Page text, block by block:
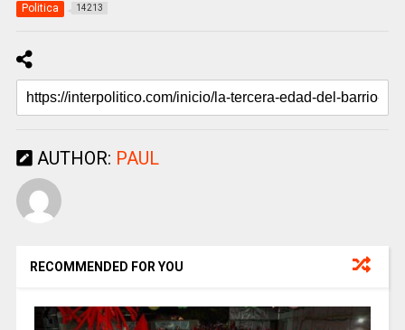
Politica 14213
AUTHOR: PAUL
RECOMMENDED FOR YOU